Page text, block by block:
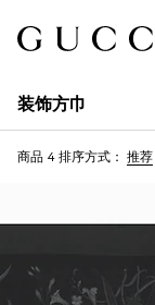
装饰方巾
商品 4 排序方式： 推荐